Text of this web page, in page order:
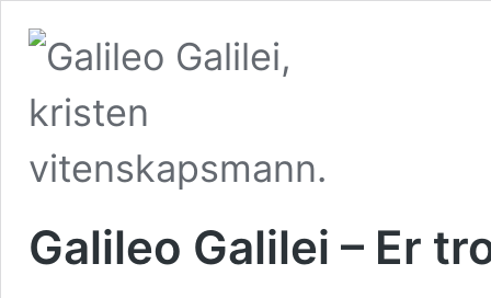
Galileo Galilei – Er